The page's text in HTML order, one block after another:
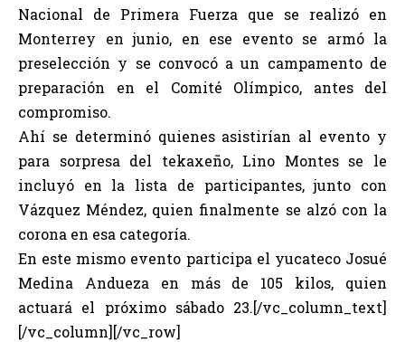
Nacional de Primera Fuerza que se realizó en
Monterrey en junio, en ese evento se armó la
preselección y se convocó a un campamento de
preparación en el Comité Olímpico, antes del
compromiso.
Ahí se determinó quienes asistirían al evento y
para sorpresa del tekaxeño, Lino Montes se le
incluyó en la lista de participantes, junto con
Vázquez Méndez, quien finalmente se alzó con la
corona en esa categoría.
En este mismo evento participa el yucateco Josué
Medina Andueza en más de 105 kilos, quien
actuará el próximo sábado 23.[/vc_column_text]
[/vc_column][/vc_row]